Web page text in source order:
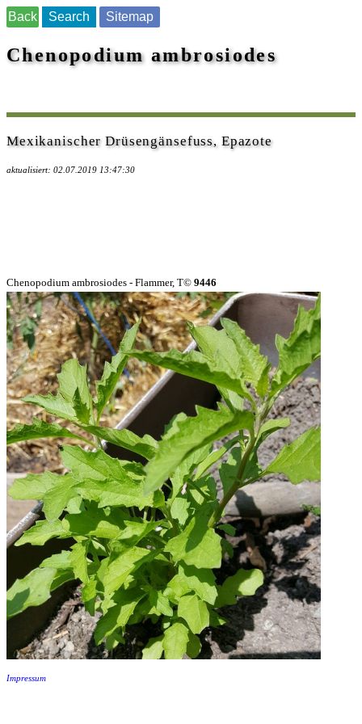
Back Search Sitemap
Chenopodium ambrosiodes
Mexikanischer Drüsengänsefuss, Epazote
aktualisiert: 02.07.2019 13:47:30
Chenopodium ambrosiodes - Flammer, T© 9446
Impressum